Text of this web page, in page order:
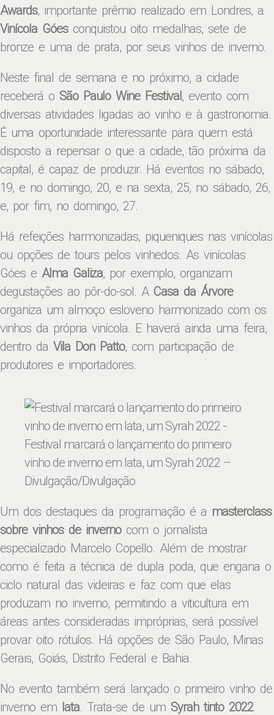
Awards, importante prêmio realizado em Londres, a
Vinícola Góesconquistou oito medalhas, sete de
bronze e uma de prata, por seus vinhos de inverno.
Neste final de semana e no próximo, a cidade
receberá o São Paulo Wine Festival , evento com
diversas atividades ligadas ao vinho e à gastronomia.
É uma oportunidade interessante para quem está
disposto a repensar o que a cidade, tão próxima da
capital, é capaz de produzir. Há eventos no sábado,
19, e no domingo, 20, e na sexta, 25, no sábado, 26,
e, por fim, no domingo, 27.
Há refeições harmonizadas, piqueniques nas vinícolas
ou opções de tours pelos vinhedos. As vinícolas
Góes e Alma Galiza, por exemplo, organizam
degustações ao pôr-do-sol. A Casa da Árvore
organiza um almoço esloveno harmonizado com os
vinhos da própria vinícola. E haverá ainda uma feira,
dentro da Vila Don Patto, com participação de
produtores e importadores.
Festival marcará o lançamento do primeiro
vinho de inverno em lata, um Syrah 2022 –
Divulgação/Divulgação
Um dos destaques da programação é a masterclass
sobre vinhos de invernocom o jornalista
especializado Marcelo Copello. Além de mostrar
como é feita a técnica de dupla poda, que engana o
ciclo natural das videiras e faz com que elas
produzam no inverno, permitindo a viticultura em
áreas antes consideradas impróprias, será possível
provar oito rótulos. Há opções de São Paulo, Minas
Gerais, Goiás, Distrito Federal e Bahia.
No evento também será lançado o primeiro vinho de
inverno em lata. Trata-se de um Syrah tinto 2022